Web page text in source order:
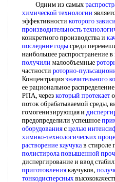
Одним из самых
химической технологии
эффективности которого
производительность
конкретного производства и
последние годысреди
наибольшее распространение в
получили малообъемные
частности роторно-
Концентрациязначительного
ее рациональное
РПА, через который протекает
поток обрабатываемой среды,
гомогенизирующая и
предопределили успешное
оборудованиясцелью
химико-технологических
растворение каучукав стироле
полистиролаповышенной
диспергирование и ввод
приготовлениякаучуков,
тонкодисперсных